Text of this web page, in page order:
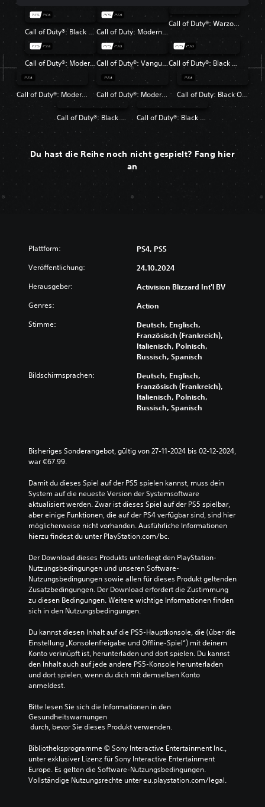
Call of Duty®: Black Ops 6 Call of Duty: Modern Warfare III
Call of Duty®: Warzone™
Call of Duty®: Modern Warfare® II Call of Duty®: Vanguard Call of Duty®: Black Ops Cold War
Call of Duty®: Modern Warfare® Call of Duty®: Modern Warfare® 2 Campaign Remastered Call of Duty: Black Ops 4
Call of Duty®: Black Ops Call of Duty®: Black Ops II
Du hast die Reihe noch nicht gespielt? Fang hier
an
Plattform: PS4, PS5
Veröffentlichung: 24.10.2024
Herausgeber: Activision Blizzard Int'l BV
Genres: Action
Stimme:
Deutsch, Englisch,
Französisch (Frankreich),
Italienisch, Polnisch,
Russisch, Spanisch
Bildschirmsprachen:
Deutsch, Englisch,
Französisch (Frankreich),
Italienisch, Polnisch,
Russisch, Spanisch
Bisheriges Sonderangebot, gültig von 27-11-2024 bis 02-12-2024,
war €67.99.
Damit du dieses Spiel auf der PS5 spielen kannst, muss dein
System auf die neueste Version der Systemsoftware
aktualisiert werden. Zwar ist dieses Spiel auf der PS5 spielbar,
aber einige Funktionen, die auf der PS4 verfügbar sind, sind hier
möglicherweise nicht vorhanden. Ausführliche Informationen
hierzu findest du unter PlayStation.com/bc.
Der Download dieses Produkts unterliegt den PlayStation-
Nutzungsbedingungen und unseren Software-
Nutzungsbedingungen sowie allen für dieses Produkt geltenden
Zusatzbedingungen. Der Download erfordert die Zustimmung
zu diesen Bedingungen. Weitere wichtige Informationen finden
sich in den Nutzungsbedingungen.
Du kannst diesen Inhalt auf die PS5-Hauptkonsole, die (über die
Einstellung „Konsolenfreigabe und Offline-Spiel“) mit deinem
Konto verknüpft ist, herunterladen und dort spielen. Du kannst
den Inhalt auch auf jede andere PS5-Konsole herunterladen
und dort spielen, wenn du dich mit demselben Konto
anmeldest.
Bitte lesen Sie sich die Informationen in den
Gesundheitswarnungen
durch, bevor Sie dieses Produkt verwenden.
Bibliotheksprogramme © Sony Interactive Entertainment Inc.,
unter exklusiver Lizenz für Sony Interactive Entertainment
Europe. Es gelten die Software-Nutzungsbedingungen.
Vollständige Nutzungsrechte unter eu.playstation.com/legal.